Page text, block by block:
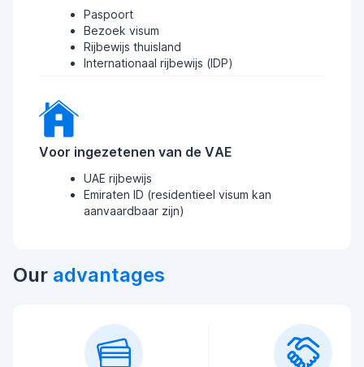
Paspoort
Bezoek visum
Rijbewijs thuisland
Internationaal rijbewijs (IDP)
Voor ingezetenen van de VAE
UAE rijbewijs
Emiraten ID (residentieel visum kan
aanvaardbaar zijn)
Our advantages